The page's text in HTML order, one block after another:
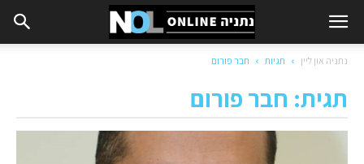
נתניה און ליין תגיות חבר פורום
תגית: חבר פורום